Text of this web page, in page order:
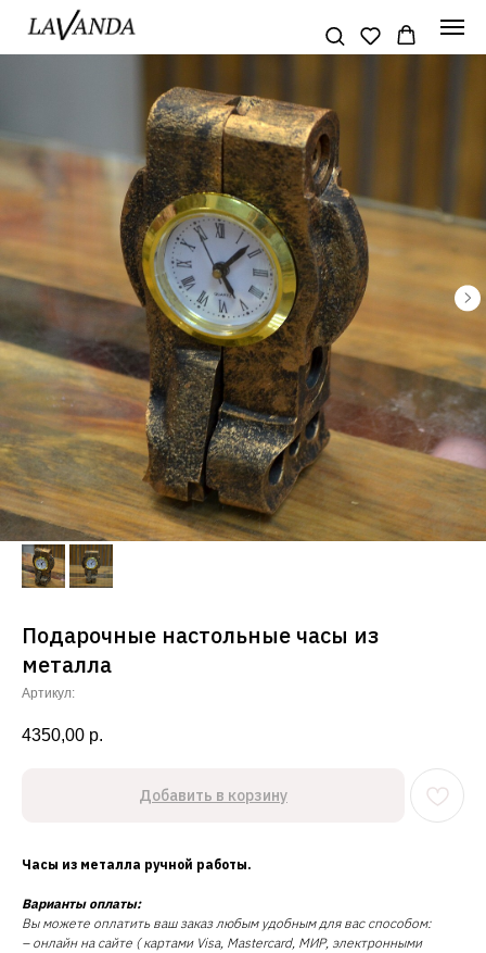
Подарочные настольные часы из
металла
Артикул:
4350,00 р.
Добавить в корзину
Часы из металла ручной работы.
Варианты оплаты:
Вы можете оплатить ваш заказ любым удобным для вас способом:
– онлайн на сайте ( картами Visa, Mastercard, МИР, электронными